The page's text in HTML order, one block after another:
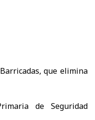
que elimina
de Seguridad